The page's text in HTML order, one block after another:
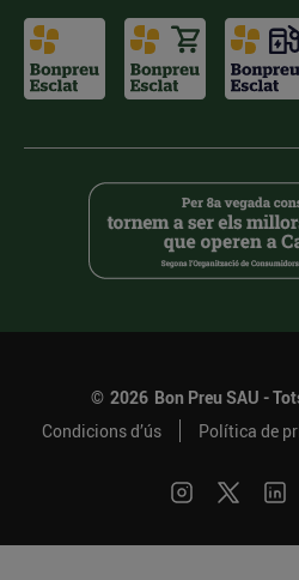
© 2026 Bon Preu SAU -
Condicions d’ús
Política de